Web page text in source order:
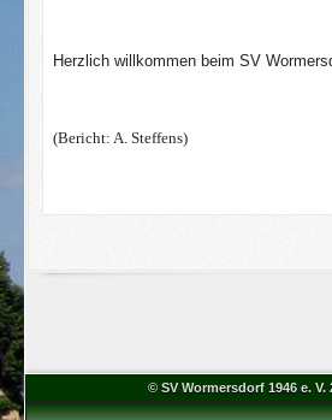
© SV Wormersdorf 1946 e. V.
Herzlich willkommen beim SV
(Bericht: A. Steffens)